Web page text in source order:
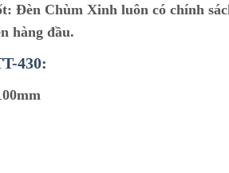
Đèn Chùm Xinh luôn có chính
hàng đầu.
430: